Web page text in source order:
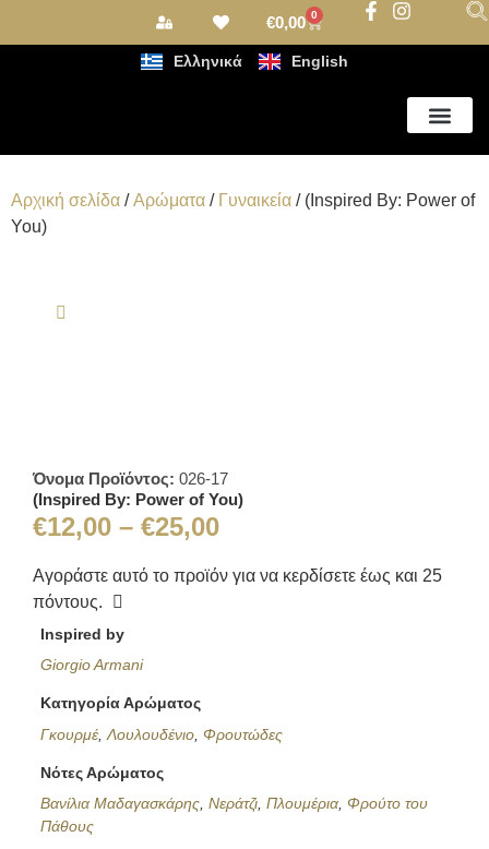
€0,00 0
Ελληνικά English
Αρχική σελίδα /Αρώματα / Γυναικεία / (Inspired By: Power of
You)
Όνομα Προϊόντος: 026-17
(Inspired By: Power of You)
€12,00 – €25,00
Αγοράστε αυτό το προϊόν για να κερδίσετε έως και 25
πόντους.
Inspired by
Giorgio Armani
Κατηγορία Αρώματος
Γκουρμέ ,Λουλουδένιο Φρουτώδες
Νότες Αρώματος
Βανίλια Μαδαγασκάρης ,Νεράτζι ,Πλουμέρια Φρούτο του
Πάθους